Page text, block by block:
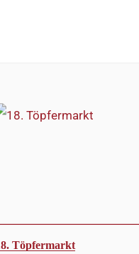
Töpfermarkt